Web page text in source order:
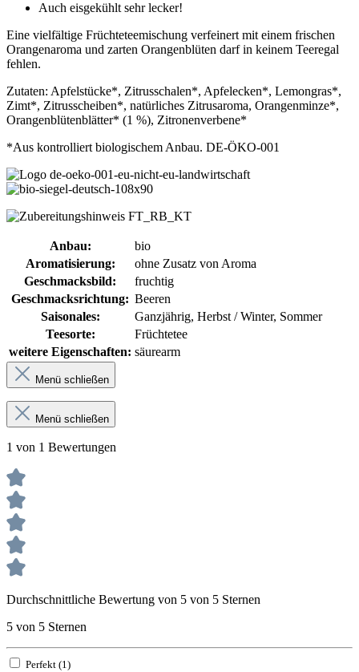
Auch eisgekühlt sehr lecker!
Eine vielfältige Früchteteemischung verfeinert mit einem frischen
Orangenaroma und zarten Orangenblüten darf in keinem Teeregal
fehlen.
Zutaten: Apfelstücke*, Zitrusschalen*, Apfelecken*, Lemongras*,
Zimt*, Zitrusscheiben*, natürliches Zitrusaroma, Orangenminze*,
Orangenblütenblätter* (1 %), Zitronenverbene*
*Aus kontrolliert biologischem Anbau. DE-ÖKO-001
Anbau:
bio
Aromatisierung:
ohne Zusatz von Aroma
Geschmacksbild:
fruchtig
Geschmacksrichtung: Beeren
Saisonales:
Ganzjährig, Herbst / Winter, Sommer
Teesorte:
Früchtetee
weitere Eigenschaften: säurearm
Menü schließen
Menü schließen
1 von 1 Bewertungen
Durchschnittliche Bewertung von 5 von 5 Sternen
5 von 5 Sternen
Perfekt (1)